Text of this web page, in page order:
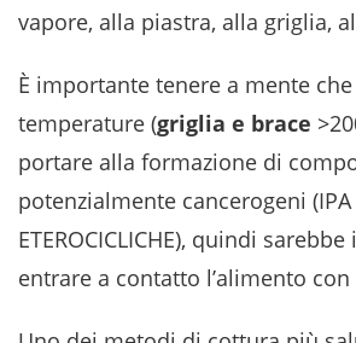
vapore, alla piastra, alla griglia,
È importante tenere a mente
temperature (griglia e brace
portare alla formazione di
potenzialmente cancerogeni (IPA
ETEROCICLICHE), quindi
entrare a contatto l’alimento